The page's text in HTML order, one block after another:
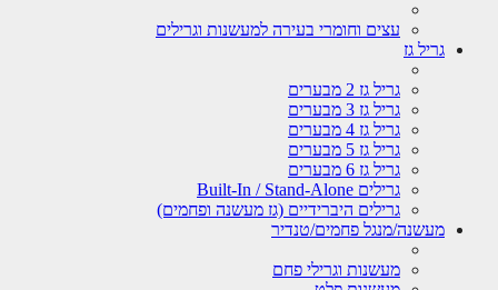
עצים וחומרי בעירה למעשנות וגרילים
גריל גז
גריל גז 2 מבערים
גריל גז 3 מבערים
גריל גז 4 מבערים
גריל גז 5 מבערים
גריל גז 6 מבערים
גרילים Built-In / Stand-Alone
גרילים היברידיים (גז מעשנה ופחמים)
מעשנה/מנגל פחמים/טנדיר
מעשנות וגרילי פחם